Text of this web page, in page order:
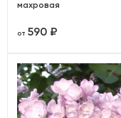
махровая
от590 ₽